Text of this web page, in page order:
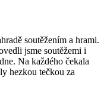
soutěžením a hrami.
jsme soutěžemi i
Na každého čekala
hezkou tečkou za